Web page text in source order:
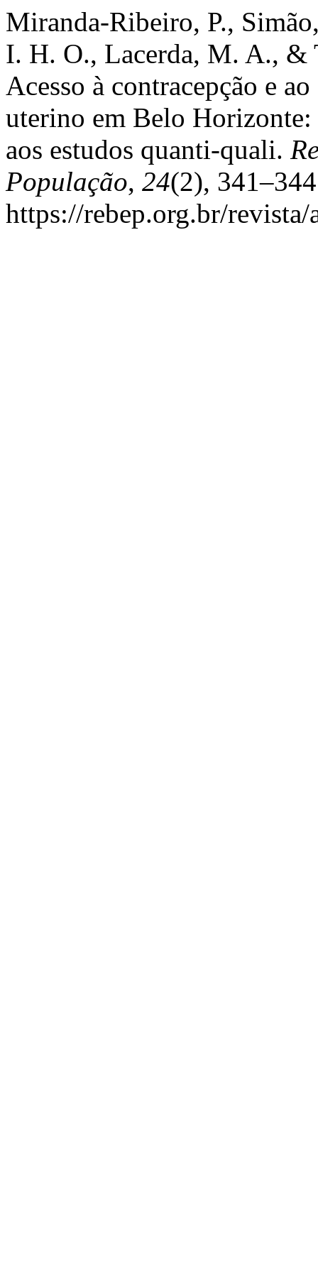
Miranda-Ribeiro, P.,
I. H. O., Lacerda, M. A., &
Acesso à contracepção e
uterino em Belo
aos estudos quanti-quali.
População, 24(2),
https://rebep.org.br/